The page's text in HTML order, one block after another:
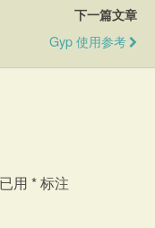
下一篇文章
Gyp 使用参考
用 *标注